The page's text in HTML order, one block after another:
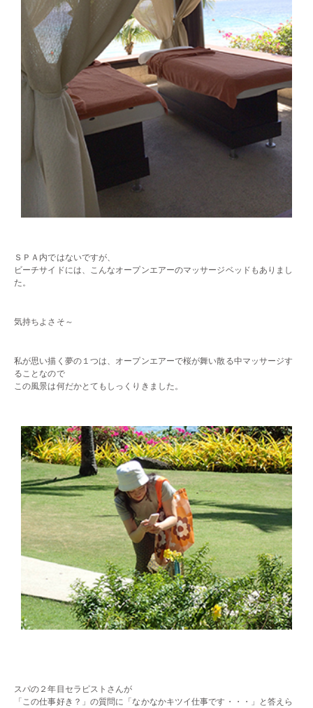
ＳＰＡ内ではないですが、
ビーチサイドには、こんなオープンエアーのマッサージベッドもありまし
た。
気持ちよさそ～
私が思い描く夢の１つは、オープンエアーで桜が舞い散る中マッサージす
ることなので
この風景は何だかとてもしっくりきました。
スパの２年目セラピストさんが
「この仕事好き？」の質問に「なかなかキツイ仕事です・・・」と答えら